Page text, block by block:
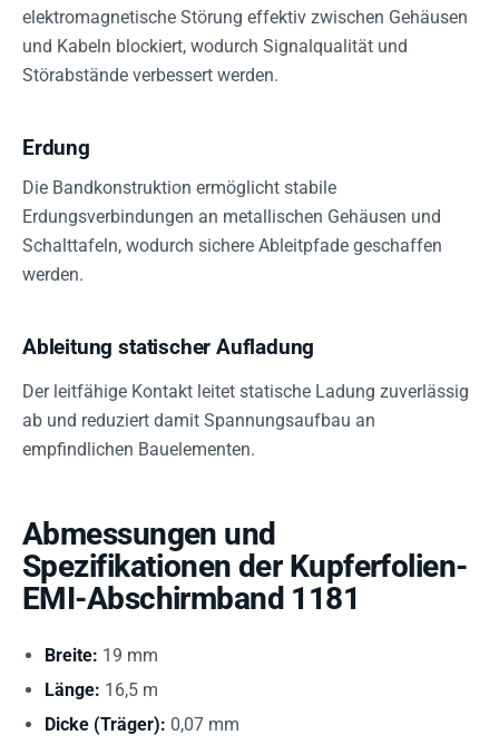
elektromagnetische Störung effektiv zwischen Gehäusen
und Kabeln blockiert, wodurch Signalqualität und
Störabstände verbessert werden.
Erdung
Die Bandkonstruktion ermöglicht stabile
Erdungsverbindungen an metallischen Gehäusen und
Schalttafeln, wodurch sichere Ableitpfade geschaffen
werden.
Ableitung statischer Aufladung
Der leitfähige Kontakt leitet statische Ladung zuverlässig
ab und reduziert damit Spannungsaufbau an
empfindlichen Bauelementen.
Abmessungen und
Spezifikationen der Kupferfolien-
EMI-Abschirmband 1181
Breite: 19 mm
Länge: 16,5 m
Dicke (Träger): 0,07 mm